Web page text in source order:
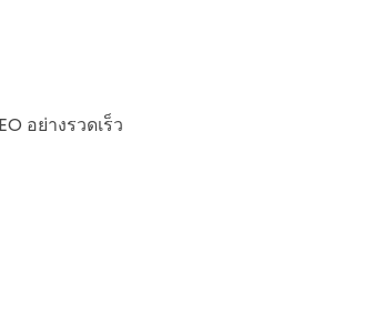
อย่างรวดเร็ว